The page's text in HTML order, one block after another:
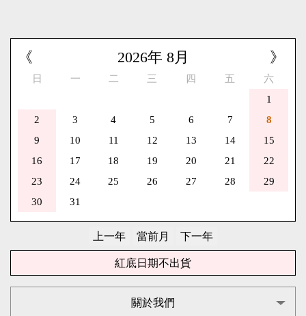
《 》
2026年 8月
日 一 二 三 四 五
六
1
2
3 4 5 6 7
8
9
10 11 12 13 14
15
16
17 18 19 20 21
22
23
24 25 26 27 28
29
30
31
紅底日期不出貨
關於我們